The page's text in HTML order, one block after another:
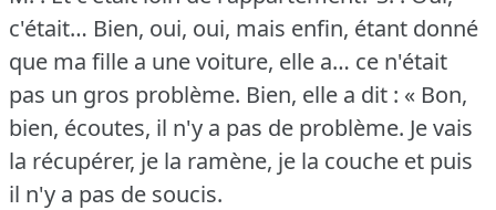
c'était… Bien, oui, oui, mais enfin, étant donné
que ma fille a une voiture, elle a… ce n'était
pas un gros problème. Bien, elle a dit : « Bon,
bien, écoutes, il n'y a pas de problème. Je vais
la récupérer, je la ramène, je la couche et puis
il n'y a pas de soucis.